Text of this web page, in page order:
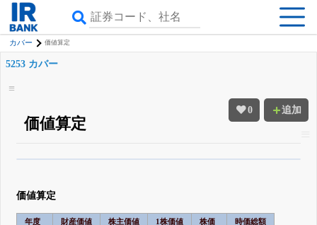
カバー 価値算定
0 追加
5253 カバー
価値算定
登録すると永久30%OFFと米株版の先行利用も付きます
価値算定
年度 財産価値 株主価値 1株価値 株価
時価総額